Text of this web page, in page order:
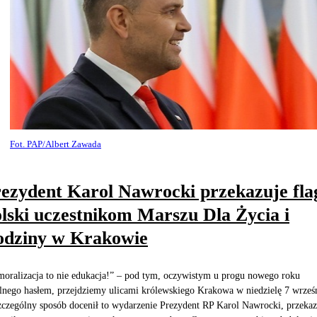
Fot. PAP/Albert Zawada
Karol Nawrocki przekazuje
uczestnikom Marszu Dla Życia i
w Krakowie
to nie edukacja!” – pod tym, oczywistym u progu nowego roku
hasłem, przejdziemy ulicami królewskiego Krakowa w niedzielę 7
sposób docenił to wydarzenie Prezydent RP Karol Nawrocki,